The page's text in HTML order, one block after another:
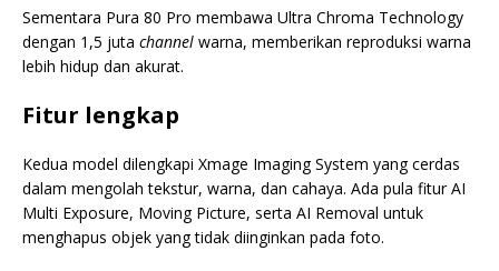
Sementara Pura 80 Pro membawa Ultra Chroma Technology
dengan 1,5 juta channel warna, memberikan reproduksi warna
lebih hidup dan akurat.
Fitur lengkap
Kedua model dilengkapi Xmage Imaging System yang cerdas
dalam mengolah tekstur, warna, dan cahaya. Ada pula fitur AI
Multi Exposure, Moving Picture, serta AI Removal untuk
menghapus objek yang tidak diinginkan pada foto.